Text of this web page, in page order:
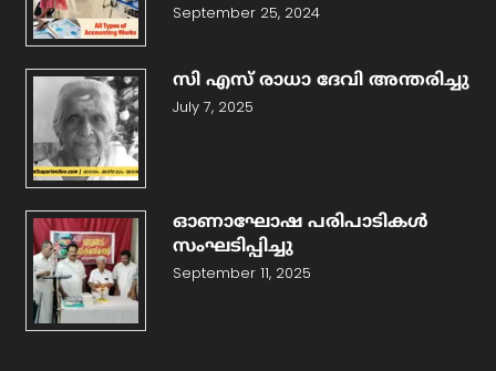
September 25, 2024
സി എസ് രാധാ ദേവി അന്തരിച്ചു
July 7, 2025
ഓണാഘോഷ പരിപാടികൾ
സംഘടിപ്പിച്ചു
September 11, 2025